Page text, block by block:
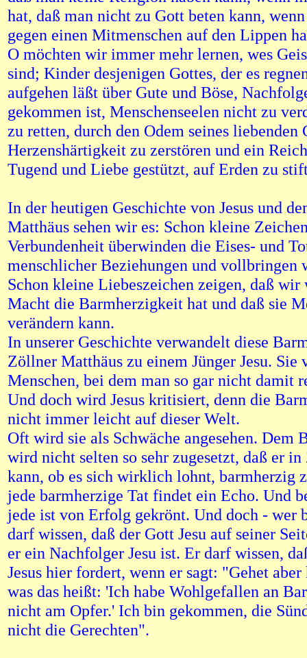
hat, daß man nicht zu Gott beten kann,
gegen einen Mitmenschen auf den Lippen
O möchten wir immer mehr lernen, wes
sind; Kinder desjenigen Gottes, der es
aufgehen läßt über Gute und Böse,
gekommen ist, Menschenseelen nicht zu
zu retten, durch den Odem seines liebenden
Herzenshärtigkeit zu zerstören und ein
Tugend und Liebe gestützt, auf Erden zu
In der heutigen Geschichte von Jesus und
Matthäus sehen wir es: Schon kleine
Verbundenheit überwinden die Eises- und
menschlicher Beziehungen und vollbringen
Schon kleine Liebeszeichen zeigen, daß wir
Macht die Barmherzigkeit hat und daß sie
verändern kann.
In unserer Geschichte verwandelt diese
Zöllner Matthäus zu einem Jünger Jesu. Sie
Menschen, bei dem man so gar nicht damit
Und doch wird Jesus kritisiert, denn die
nicht immer leicht auf dieser Welt.
Oft wird sie als Schwäche angesehen. Dem
wird nicht selten so sehr zugesetzt, daß er
kann, ob es sich wirklich lohnt, barmherzig
jede barmherzige Tat findet ein Echo. Und
jede ist von Erfolg gekrönt. Und doch - wer
darf wissen, daß der Gott Jesu auf seiner
er ein Nachfolger Jesu ist. Er darf wissen,
Jesus hier fordert, wenn er sagt: "Gehet
was das heißt: 'Ich habe Wohlgefallen an
nicht am Opfer.' Ich bin gekommen, die
nicht die Gerechten".